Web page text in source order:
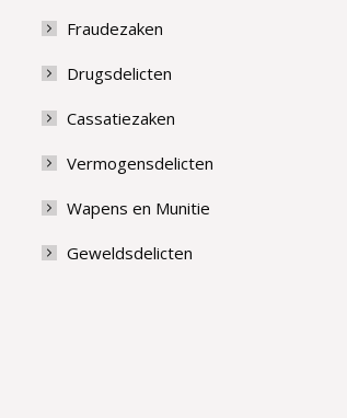
Fraudezaken
Drugsdelicten
Cassatiezaken
Vermogensdelicten
Wapens en Munitie
Geweldsdelicten